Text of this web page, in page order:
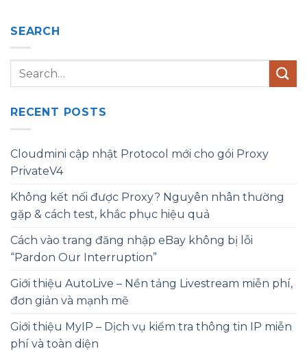
SEARCH
RECENT POSTS
Cloudmini cập nhật Protocol mới cho gói Proxy
PrivateV4
Không kết nối được Proxy? Nguyên nhân thường
gặp & cách test, khắc phục hiệu quả
Cách vào trang đăng nhập eBay không bị lỗi
“Pardon Our Interruption”
Giới thiệu AutoLive – Nền tảng Livestream miễn phí,
đơn giản và mạnh mẽ
Giới thiệu MyIP – Dịch vụ kiểm tra thông tin IP miễn
phí và toàn diện